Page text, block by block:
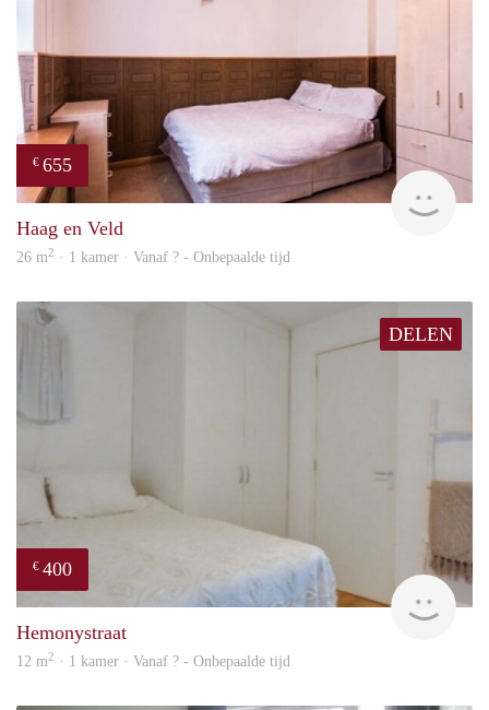
€ 655
Haag en Veld
26 m2 · 1 kamer · Vanaf ? - Onbepaalde tijd
DELEN
€ 400
rent
Hemonystraat
12 m2 · 1 kamer · Vanaf ? - Onbepaalde tijd